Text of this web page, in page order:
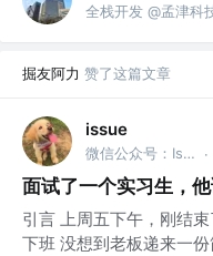
全栈开发 @孟津科
掘友阿力 赞了这篇文章
issue
微信公众号：Issues ·
面试了一个实习生，
引言 上周五下午，刚结
下班 没想到老板递来一